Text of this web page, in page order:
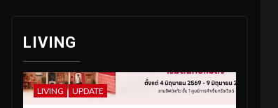
LIVING
LIVING UPDATE